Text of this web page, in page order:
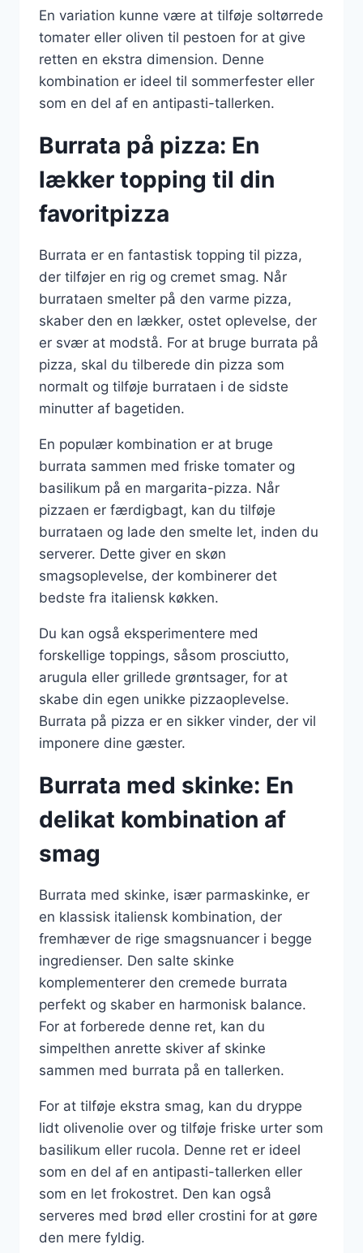
En variation kunne være at tilføje soltørrede
tomater eller oliven til pestoen for at give
retten en ekstra dimension. Denne
kombination er ideel til sommerfester eller
som en del af en antipasti-tallerken.
Burrata på pizza: En
lækker topping til din
favoritpizza
Burrata er en fantastisk topping til pizza,
der tilføjer en rig og cremet smag. Når
burrataen smelter på den varme pizza,
skaber den en lækker, ostet oplevelse, der
er svær at modstå. For at bruge burrata på
pizza, skal du tilberede din pizza som
normalt og tilføje burrataen i de sidste
minutter af bagetiden.
En populær kombination er at bruge
burrata sammen med friske tomater og
basilikum på en margarita-pizza. Når
pizzaen er færdigbagt, kan du tilføje
burrataen og lade den smelte let, inden du
serverer. Dette giver en skøn
smagsoplevelse, der kombinerer det
bedste fra italiensk køkken.
Du kan også eksperimentere med
forskellige toppings, såsom prosciutto,
arugula eller grillede grøntsager, for at
skabe din egen unikke pizzaoplevelse.
Burrata på pizza er en sikker vinder, der vil
imponere dine gæster.
Burrata med skinke: En
delikat kombination af
smag
Burrata med skinke, især parmaskinke, er
en klassisk italiensk kombination, der
fremhæver de rige smagsnuancer i begge
ingredienser. Den salte skinke
komplementerer den cremede burrata
perfekt og skaber en harmonisk balance.
For at forberede denne ret, kan du
simpelthen anrette skiver af skinke
sammen med burrata på en tallerken.
For at tilføje ekstra smag, kan du dryppe
lidt olivenolie over og tilføje friske urter som
basilikum eller rucola. Denne ret er ideel
som en del af en antipasti-tallerken eller
som en let frokostret. Den kan også
serveres med brød eller crostini for at gøre
den mere fyldig.